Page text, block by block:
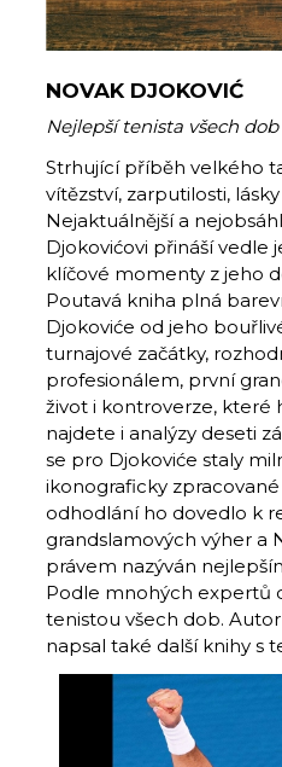
NOVAK DJOKOVIĆ
Nejlepší tenista všech dob
Strhující příběh velkého
vítězství, zarputilosti,
Nejaktuálnější a
Djokovićovi přináší vedle
klíčové momenty z jeho
Poutavá kniha plná
Djokoviće od jeho
turnajové začátky,
profesionálem, první
život i kontroverze, které
najdete i analýzy deseti
se pro Djokoviće staly
ikonograficky
odhodlání ho dovedlo k
grandslamových výher a
právem nazýván
Podle mnohých expertů
tenistou všech dob.
napsal také další knihy s